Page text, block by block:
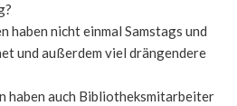
haben nicht einmal Samstags und
und außerdem viel drängendere
haben auch Bibliotheksmitarbeiter